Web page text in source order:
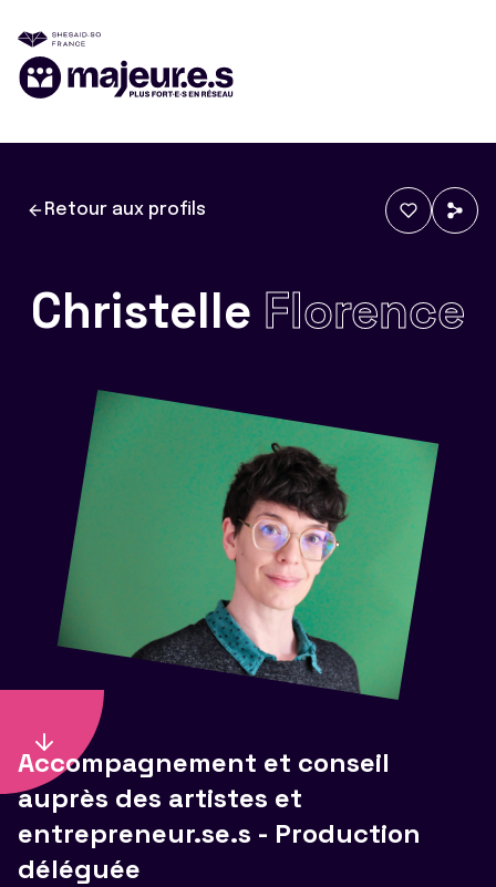
Retour aux profils
Christelle Florence
Accompagnement et conseil
auprès des artistes et
entrepreneur.se.s - Production
déléguée